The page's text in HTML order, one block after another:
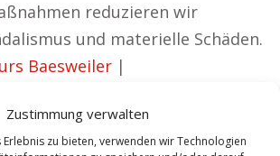
Zustimmung verwalten
zu bieten, verwenden wir Technologien
reduzieren wir
und materielle Schäden.
Baesweiler |
Baesweiler